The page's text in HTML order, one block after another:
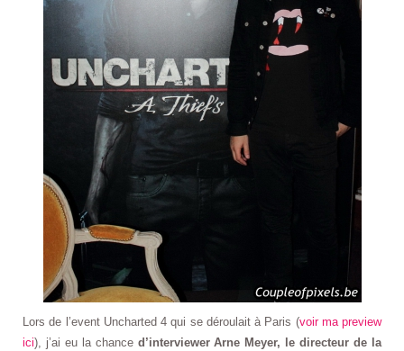
Lors de l’event Uncharted 4 qui se déroulait à Paris (voir ma preview
ici), j’ai eu la chance d’interviewer Arne Meyer, le directeur de la